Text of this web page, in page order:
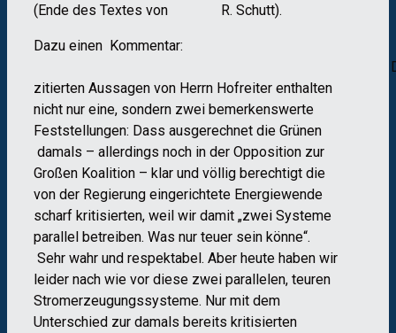
(Ende des Textes von R. Schutt).
Dazu einen Kommentar:
zitierten Aussagen von Herrn Hofreiter enthalten
nicht nur eine, sondern zwei bemerkenswerte
Feststellungen: Dass ausgerechnet die Grünen
damals – allerdings noch in der Opposition zur
Großen Koalition – klar und völlig berechtigt die
von der Regierung eingerichtete Energiewende
scharf kritisierten, weil wir damit „zwei Systeme
parallel betreiben. Was nur teuer sein könne“.
Sehr wahr und respektabel. Aber heute haben wir
leider nach wie vor diese zwei parallelen, teuren
Stromerzeugungssysteme. Nur mit dem
Unterschied zur damals bereits kritisierten